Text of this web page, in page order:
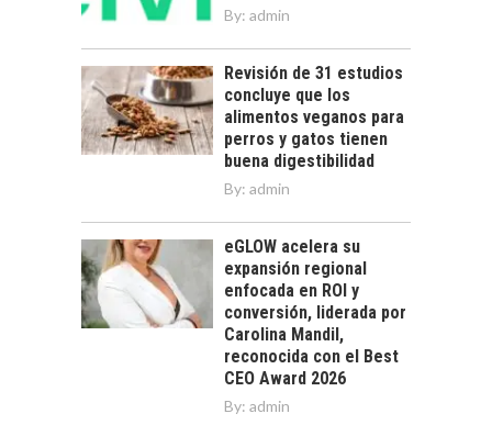
By: admin
Revisión de 31 estudios
concluye que los
alimentos veganos para
perros y gatos tienen
buena digestibilidad
By: admin
eGLOW acelera su
expansión regional
enfocada en ROI y
conversión, liderada por
Carolina Mandil,
reconocida con el Best
CEO Award 2026
By: admin